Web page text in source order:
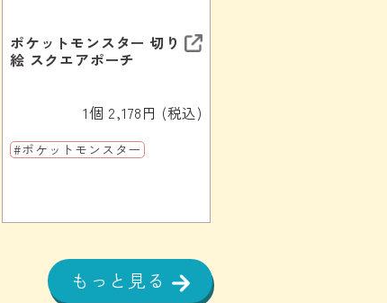
ポケットモンスター 切り
絵 スクエアポーチ
1個 2,178円 (税込)
#ポケットモンスター
もっと見る